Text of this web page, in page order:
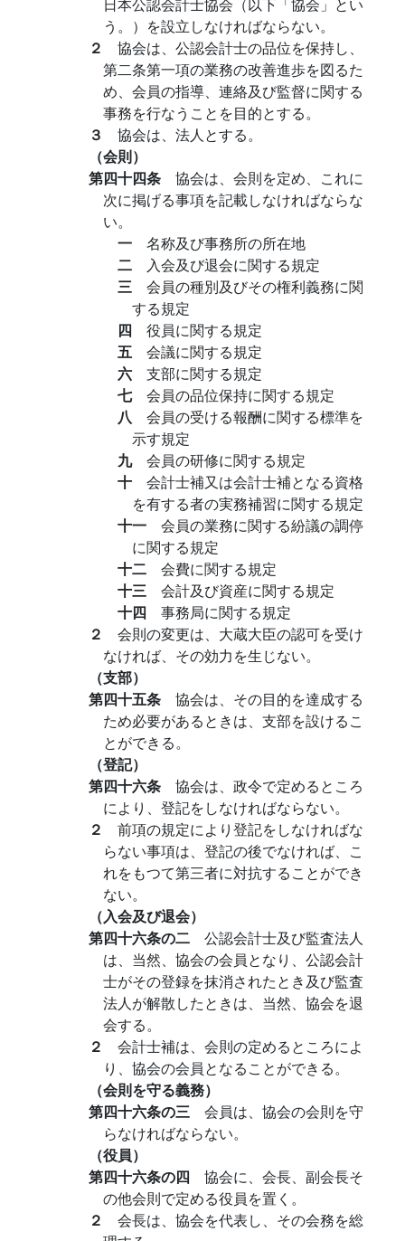
う。）を設立しなければならない。
２ 協会は、公認会計士の品位を保持し、
第二条第一項の業務の改善進歩を図るた
め、会員の指導、連絡及び監督に関する
事務を行なうことを目的とする。
３ 協会は、法人とする。
（会則）
第四十四条 協会は、会則を定め、これに
次に掲げる事項を記載しなければならな
い。
一 名称及び事務所の所在地
二 入会及び退会に関する規定
三 会員の種別及びその権利義務に関
する規定
四 役員に関する規定
五 会議に関する規定
六 支部に関する規定
七 会員の品位保持に関する規定
八 会員の受ける報酬に関する標準を
示す規定
九 会員の研修に関する規定
十 会計士補又は会計士補となる資格
を有する者の実務補習に関する規定
十一 会員の業務に関する紛議の調停
に関する規定
十二 会費に関する規定
十三 会計及び資産に関する規定
十四 事務局に関する規定
２ 会則の変更は、大蔵大臣の認可を受け
なければ、その効力を生じない。
（支部）
第四十五条 協会は、その目的を達成する
ため必要があるときは、支部を設けるこ
とができる。
（登記）
第四十六条 協会は、政令で定めるところ
により、登記をしなければならない。
２ 前項の規定により登記をしなければな
らない事項は、登記の後でなければ、こ
れをもつて第三者に対抗することができ
ない。
（入会及び退会）
第四十六条の二 公認会計士及び監査法人
は、当然、協会の会員となり、公認会計
士がその登録を抹消されたとき及び監査
法人が解散したときは、当然、協会を退
会する。
２ 会計士補は、会則の定めるところによ
り、協会の会員となることができる。
（会則を守る義務）
第四十六条の三 会員は、協会の会則を守
らなければならない。
（役員）
第四十六条の四 協会に、会長、副会長そ
の他会則で定める役員を置く。
２ 会長は、協会を代表し、その会務を総